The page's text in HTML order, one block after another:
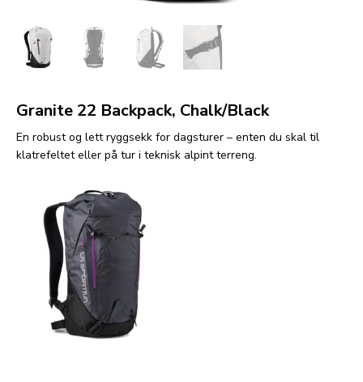
Granite 22 Backpack, Chalk/Black
En robust og lett ryggsekk for dagsturer – enten du skal til
klatrefeltet eller på tur i teknisk alpint terreng.